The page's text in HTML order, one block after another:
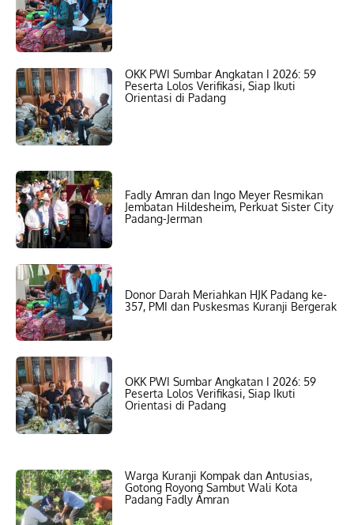
OKK PWI Sumbar Angkatan I 2026: 59
Peserta Lolos Verifikasi, Siap Ikuti
Orientasi di Padang
Fadly Amran dan Ingo Meyer Resmikan
Jembatan Hildesheim, Perkuat Sister City
Padang-Jerman
Donor Darah Meriahkan HJK Padang ke-
357, PMI dan Puskesmas Kuranji Bergerak
OKK PWI Sumbar Angkatan I 2026: 59
Peserta Lolos Verifikasi, Siap Ikuti
Orientasi di Padang
Warga Kuranji Kompak dan Antusias,
Gotong Royong Sambut Wali Kota
Padang Fadly Amran